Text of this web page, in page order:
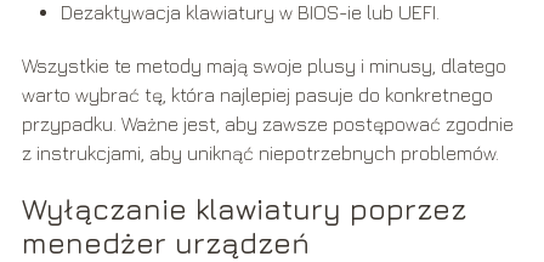
Dezaktywacja klawiatury w BIOS-ie lub UEFI.
Wszystkie te metody mają swoje plusy i minusy, dlatego
warto wybrać tę, która najlepiej pasuje do konkretnego
przypadku. Ważne jest, aby zawsze postępować zgodnie
z instrukcjami, aby uniknąć niepotrzebnych problemów.
Wyłączanie klawiatury poprzez
menedżer urządzeń